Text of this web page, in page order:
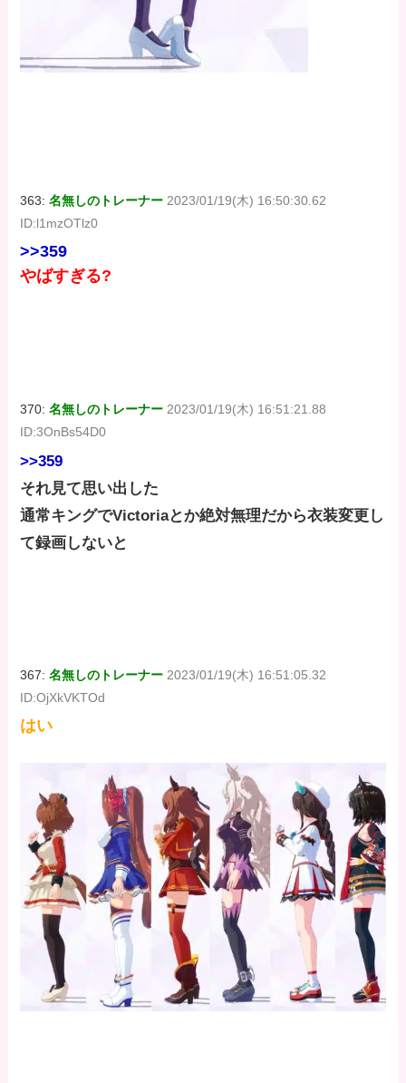
363:名無しのトレーナー 2023/01/19(木) 16:50:30.62
ID:l1mzOTlz0
>>359
やばすぎる?
370:名無しのトレーナー 2023/01/19(木) 16:51:21.88
ID:3OnBs54D0
>>359
それ見て思い出した
通常キングでVictoriaとか絶対無理だから衣装変更し
て録画しないと
367:名無しのトレーナー 2023/01/19(木) 16:51:05.32
ID:OjXkVKTOd
はい